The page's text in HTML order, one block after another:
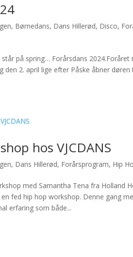
, Børnedans, Dans Hillerød, Disco,
på spring… Forårsdans
den 2. april lige efter Påske åbner
hos VJCDANS
, Dans Hillerød, Forårsprogram, Hip
med Samantha Tena fra Holland
fed hip hop workshop. Denne gang
erfaring som både...